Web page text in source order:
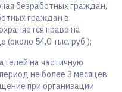
безработных граждан,
граждан в
право на
(около 54,0 тыс. руб.);
на частичную
не более 3 месяцев
при организации